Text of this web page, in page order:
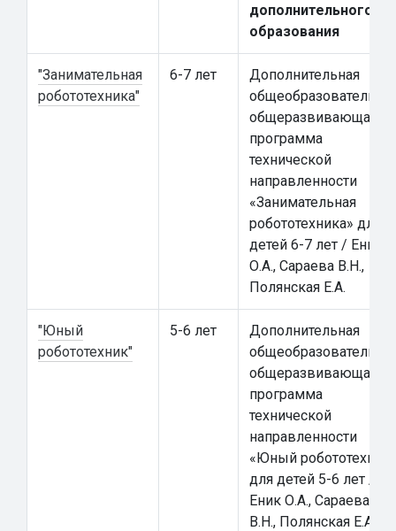
дополнительного
образования
"Занимательная
робототехника"
6-7 лет
Дополнительная
общеразвивающая
программа
технической
направленности
«Занимательная
робототехника» для
детей 6-7 лет / Еник
О.А., Сараева В.Н.,
Полянская Е.А.
"Юный
робототехник"
5-6 лет
Дополнительная
общеразвивающая
программа
технической
направленности
«Юный
для детей 5-6 лет /
Еник О.А., Сараева
В.Н., Полянская Е.А.